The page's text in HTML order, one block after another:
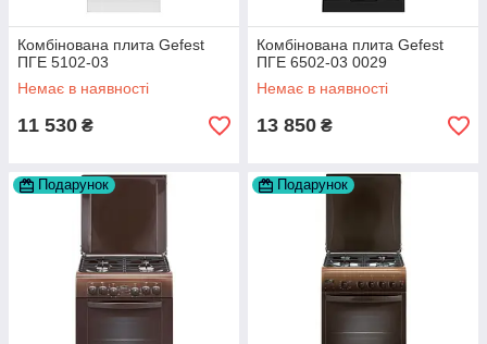
Комбінована плита Gefest
ПГЕ 5102-03
Немає в наявності
11 530 ₴
Комбінована плита Gefest
ПГЕ 6502-03 0029
Немає в наявності
13 850 ₴
Подарунок Подарунок